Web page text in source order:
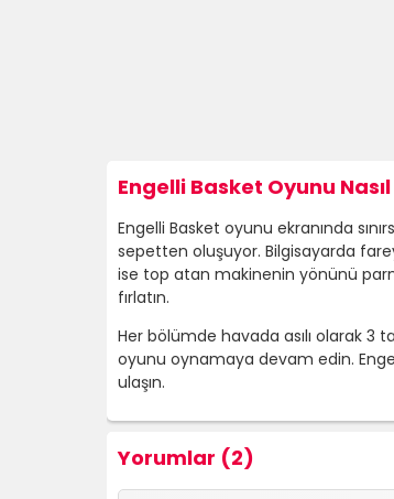
Engelli Basket Oyunu
Engelli Basket oyunu ekranında
sepetten oluşuyor. Bilgisayarda
ise top atan makinenin yönünü
fırlatın.
Her bölümde havada asılı olarak 3
oyunu oynamaya devam edin.
ulaşın.
Yorumlar (2)